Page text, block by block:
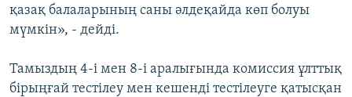
қазақ балаларының саны әлдеқайда көп болуы
мүмкін», - дейді.
Тамыздың 4-і мен 8-і аралығында комиссия ұлттық
бірыңғай тестілеу мен кешенді тестілеуге қатысқан